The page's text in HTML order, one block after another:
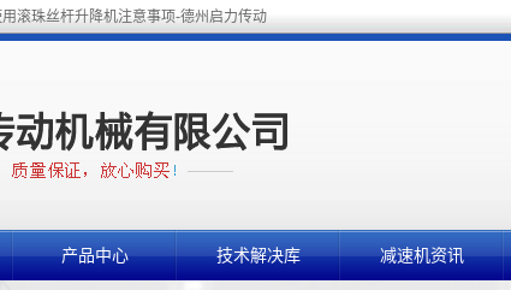
滚珠丝杆升降机注意事项-德州启力传动
产品中心 技术解决库 减速机资讯